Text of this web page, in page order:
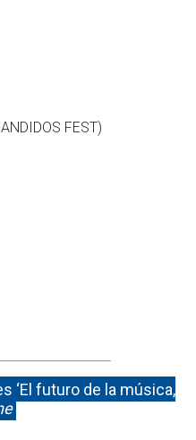
FEST)
‘El futuro de la música,